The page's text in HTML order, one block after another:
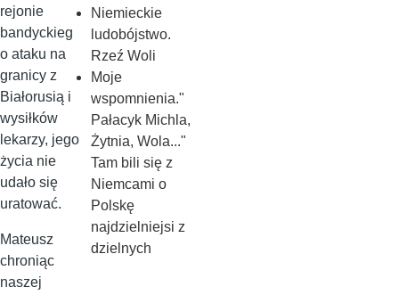
rejonie
bandyckieg
o ataku na
granicy z
Białorusią i
wysiłków
lekarzy, jego
życia nie
udało się
uratować.
Mateusz
chroniąc
naszej
Niemieckie
ludobójstwo.
Rzeź Woli
Moje
wspomnienia."
Pałacyk Michla,
Żytnia, Wola..."
Tam bili się z
Niemcami o
Polskę
najdzielniejsi z
dzielnych